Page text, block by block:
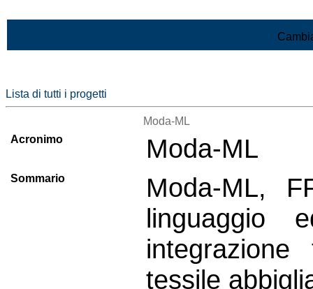
Lista di tutti i progetti
Moda-ML
Acronimo
Moda-ML
Sommario
Moda-ML,
linguaggio
tessile